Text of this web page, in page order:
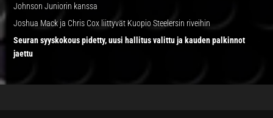
Johnson Juniorin kanssa
Joshua Mack ja Chris Cox liittyvät Kuopio Steelersin riveihin
Seuran syyskokous pidetty, uusi hallitus valittu ja kauden palkinnot
jaettu